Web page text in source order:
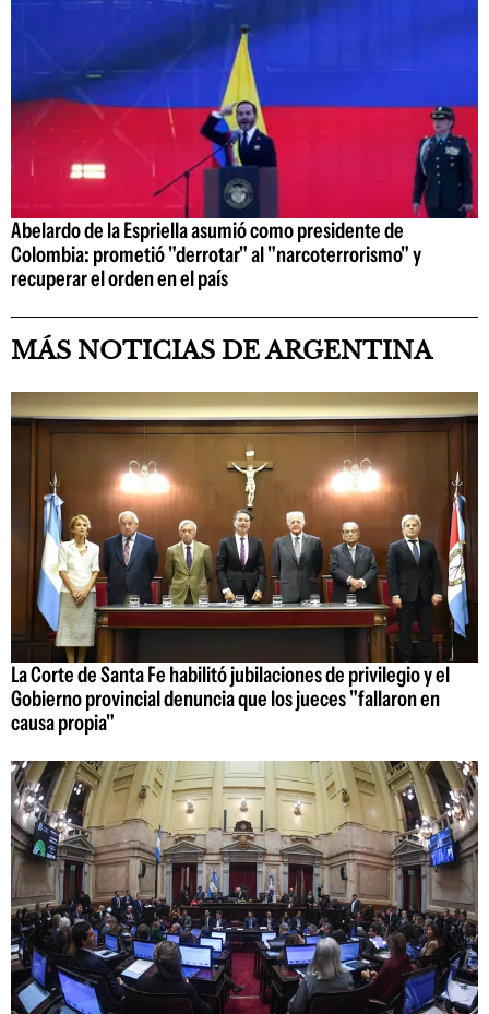
Abelardo de la Espriella asumió como presidente de
Colombia: prometió "derrotar" al "narcoterrorismo" y
recuperar el orden en el país
MÁS NOTICIAS DE ARGENTINA
La Corte de Santa Fe habilitó jubilaciones de privilegio y el
Gobierno provincial denuncia que los jueces "fallaron en
causa propia"